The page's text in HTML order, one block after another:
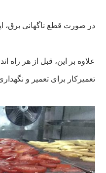
در صورت قطع ناگهانی برق،
علاوه بر این، قبل از هر راه
تعمیرکار برای تعمیر و